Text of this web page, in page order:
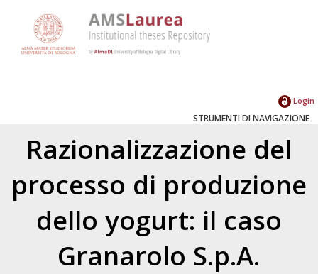
Login
STRUMENTI DI NAVIGAZIONE
Razionalizzazione del
processo di produzione
dello yogurt: il caso
Granarolo S.p.A.